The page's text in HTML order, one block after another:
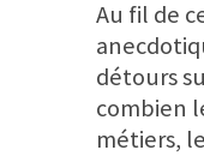
Au fil de
détours
combien
métiers,